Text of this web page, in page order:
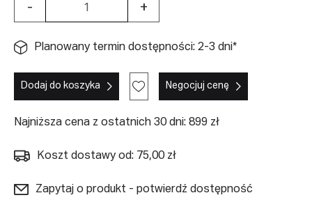
- +
Planowany termin dostępności: 2-3 dni*
Dodaj do koszyka Negocjuj cenę
Najniższa cena z ostatnich 30 dni: 899 zł
Koszt dostawy od: 75,00 zł
Zapytaj o produkt - potwierdź dostępność